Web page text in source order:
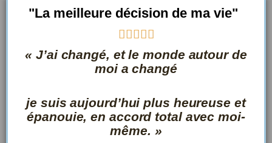
"La meilleure décision de ma vie"
N
t
é
s
u
r
« J’ai changé, et le monde autour de
moi a changé
je suis aujourd’hui plus heureuse et
épanouie, en accord total avec moi-
même. »